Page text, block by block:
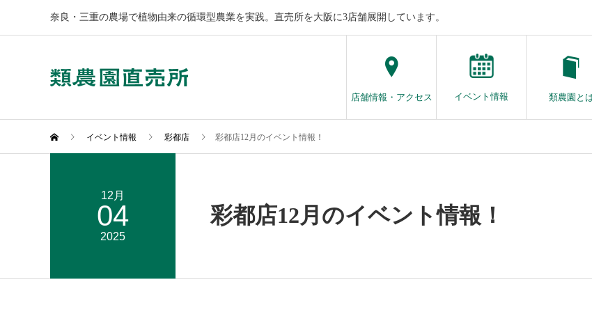
奈良・三重の農場で植物由来の循環型農業を実践。直売所を大阪に3店舗展開しています。
店舗情報・アクセス イベント情報 類農園と
イベント情報 彩都店 彩都店12月のイベント情報！
12月
04
2025
彩都店12月のイベント情報！